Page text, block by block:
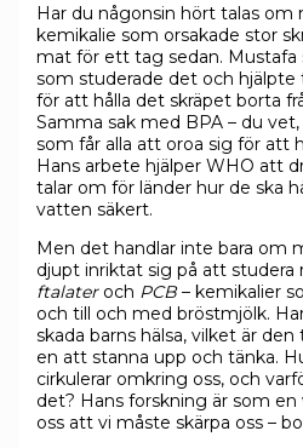
Har du någonsin hört talas om
kemikalie som orsakade stor
mat för ett tag sedan. Mustafa
som studerade det och
för att hålla det skräpet borta
Samma sak med BPA – du
som får alla att oroa sig för att
Hans arbete hjälper WHO att
talar om för länder hur de ska
vatten säkert.
Men det handlar inte bara om
djupt inriktat sig på att studera
ftalater och PCB– kemikalier
och till och med bröstmjölk.
skada barns hälsa, vilket är
en att stanna upp och tänka.
cirkulerar omkring oss, och
det? Hans forskning är som en
oss att vi måste skärpa oss –